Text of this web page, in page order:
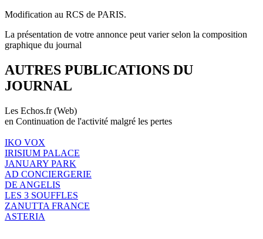
Modification au RCS de PARIS.
La présentation de votre annonce peut varier selon la composition
graphique du journal
AUTRES PUBLICATIONS DU
JOURNAL
Les Echos.fr (Web)
en Continuation de l'activité malgré les pertes
IKO VOX
IRISIUM PALACE
JANUARY PARK
AD CONCIERGERIE
DE ANGELIS
LES 3 SOUFFLES
ZANUTTA FRANCE
ASTERIA